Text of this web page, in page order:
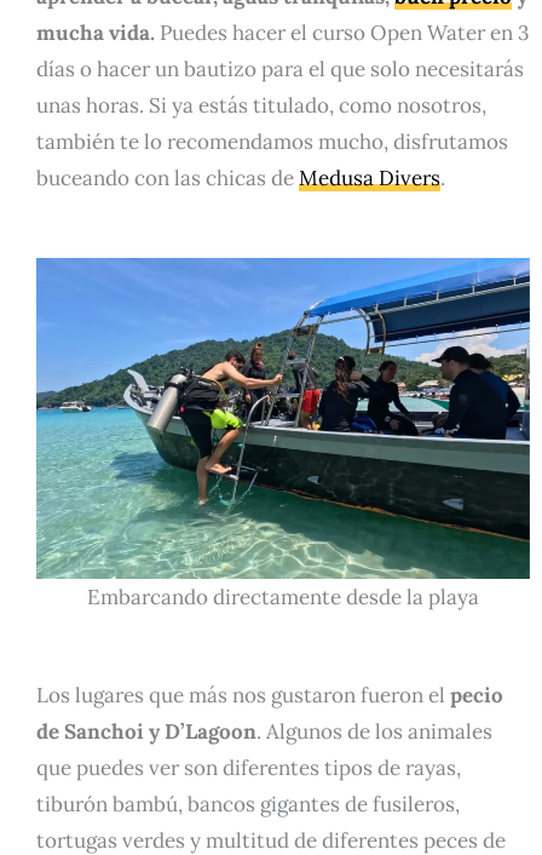
mucha vida. Puedes hacer el curso Open Water en 3
días o hacer un bautizo para el que solo necesitarás
unas horas. Si ya estás titulado, como nosotros,
también te lo recomendamos mucho, disfrutamos
buceando con las chicas deMedusa Divers.
Embarcando directamente desde la playa
Los lugares que más nos gustaron fueron el pecio
de Sanchoi y D’Lagoon. Algunos de los animales
que puedes ver son diferentes tipos de rayas,
tiburón bambú, bancos gigantes de fusileros,
tortugas verdes y multitud de diferentes peces de